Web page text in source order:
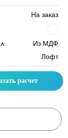
На заказ
Из МДФ
Лофт
расчет